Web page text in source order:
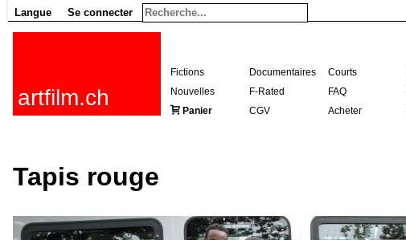
Langue Se connecter
artfilm.ch
Fictions Documentaires Courts
Nouvelles
F-Rated FAQ
Panier
CGV Acheter
Tapis rouge